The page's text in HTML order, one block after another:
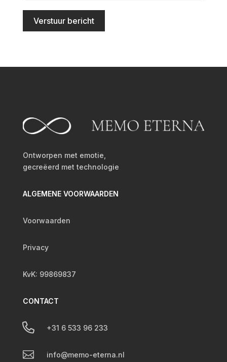
Verstuur bericht
Ontworpen met emotie,
gecreëerd met technologie
ALGEMENE VOORWAARDEN
Voorwaarden
Privacy
KvK: 99869837
CONTACT
 +31 6 533 96 233
 info@memo-eterna.nl